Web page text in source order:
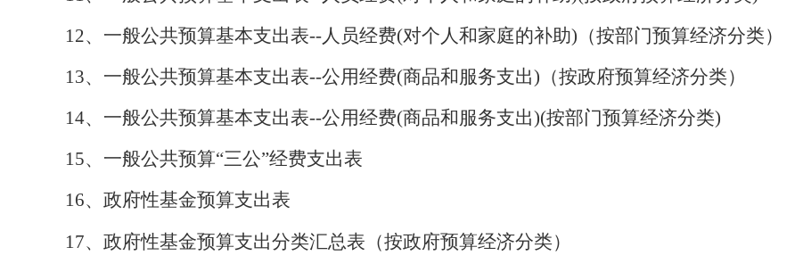
12、 一般公共预算基本支出表--人员经费(对个人和家庭的补助) （按部门预算经济分类）
13、 一般公共预算基本支出表--公用经费(商品和服务支出) （按政府预算经济分类）
14、 一般公共预算基本支出表--公用经费(商品和服务支出)(按部门预算经济分类)
15、 一般公共预算“三公”经费支出表
16、 政府性基金预算支出表
17、 政府性基金预算支出分类汇总表（按政府预算经济分类）